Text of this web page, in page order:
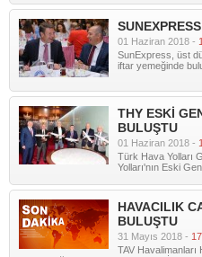
01 Haziran 2018 -
SunExpress, üst
iftar yemeğinde
THY ESKİ
BULUŞTU
01 Haziran 2018 -
Türk Hava Yolları
Yolları'nın Eski
HAVACILIK
BULUŞTU
31 Mayıs 2018 -
TAV